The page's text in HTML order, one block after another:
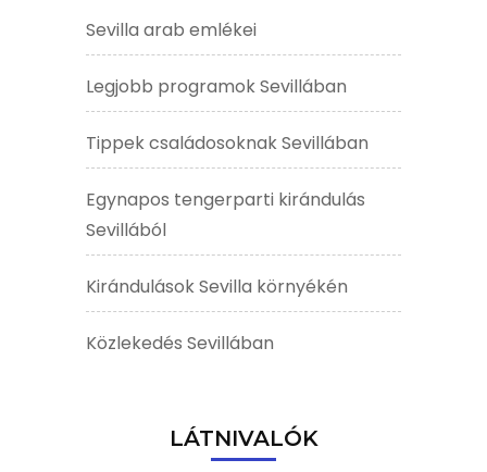
Sevilla arab emlékei
Legjobb programok Sevillában
Tippek családosoknak Sevillában
Egynapos tengerparti kirándulás
Sevillából
Kirándulások Sevilla környékén
Közlekedés Sevillában
LÁTNIVALÓK